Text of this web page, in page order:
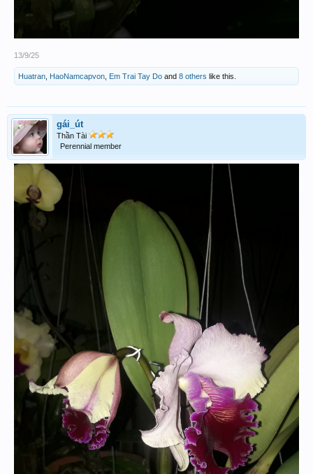
13/9/25
Huatran HaoNamcapvon Em Trai Tay Do and 8 others like this.
gái_út
Thần Tài
Perennial member